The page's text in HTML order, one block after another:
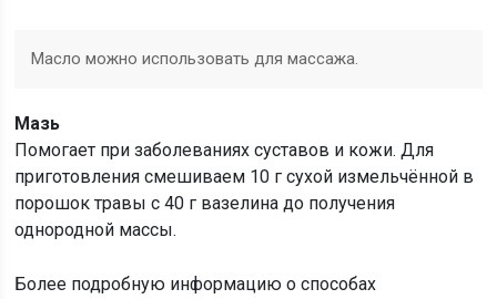
Масло можно использовать для массажа.
Мазь
Помогает при заболеваниях суставов и кожи. Для
приготовления смешиваем 10 г сухой измельчённой в
порошок травы с 40 г вазелина до получения
однородной массы.
Более подробную информацию о способах